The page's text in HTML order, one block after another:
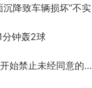
沉降致车辆损坏”不实
分钟轰2球
法国下周开始禁止未经同意的电话营销